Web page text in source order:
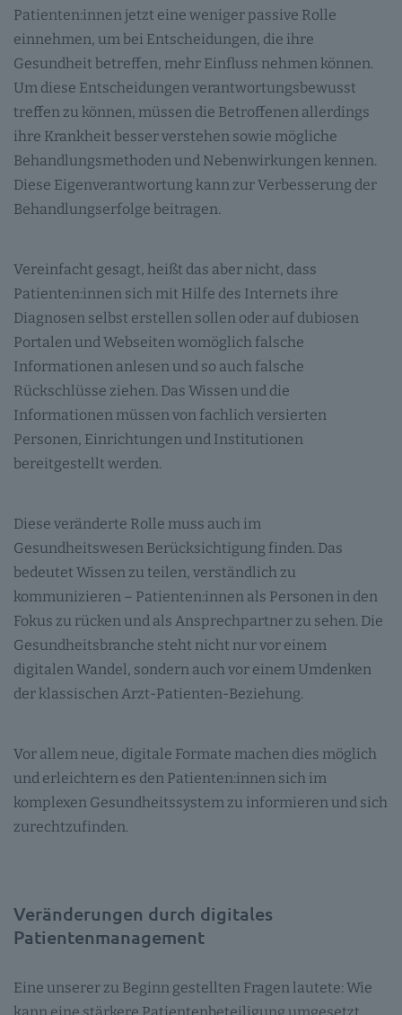
Patienten:innen jetzt eine weniger passive Rolle
einnehmen, um bei Entscheidungen, die ihre
Gesundheit betreffen, mehr Einfluss nehmen können.
Um diese Entscheidungen verantwortungsbewusst
treffen zu können, müssen die Betroffenen allerdings
ihre Krankheit besser verstehen sowie mögliche
Behandlungsmethoden und Nebenwirkungen kennen.
Diese Eigenverantwortung kann zur Verbesserung der
Behandlungserfolge beitragen.
Vereinfacht gesagt, heißt das aber nicht, dass
Patienten:innen sich mit Hilfe des Internets ihre
Diagnosen selbst erstellen sollen oder auf dubiosen
Portalen und Webseiten womöglich falsche
Informationen anlesen und so auch falsche
Rückschlüsse ziehen. Das Wissen und die
Informationen müssen von fachlich versierten
Personen, Einrichtungen und Institutionen
bereitgestellt werden.
Diese veränderte Rolle muss auch im
Gesundheitswesen Berücksichtigung finden. Das
bedeutet Wissen zu teilen, verständlich zu
kommunizieren – Patienten:innen als Personen in den
Fokus zu rücken und als Ansprechpartner zu sehen. Die
Gesundheitsbranche steht nicht nur vor einem
digitalen Wandel, sondern auch vor einem Umdenken
der klassischen Arzt-Patienten-Beziehung.
Vor allem neue, digitale Formate machen dies möglich
und erleichtern es den Patienten:innen sich im
komplexen Gesundheitssystem zu informieren und sich
zurechtzufinden.
Veränderungen durch digitales
Patientenmanagement
Eine unserer zu Beginn gestellten Fragen lautete: Wie